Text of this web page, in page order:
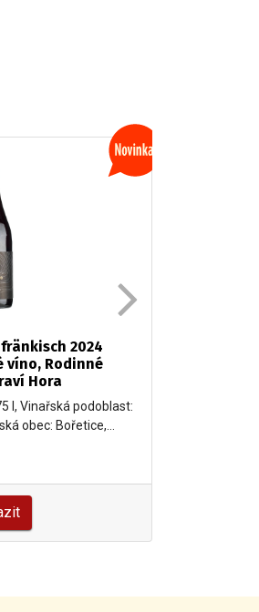
2024
víno, Rodinné
Hora
l, Vinařská podoblast:
obec: Bořetice,…